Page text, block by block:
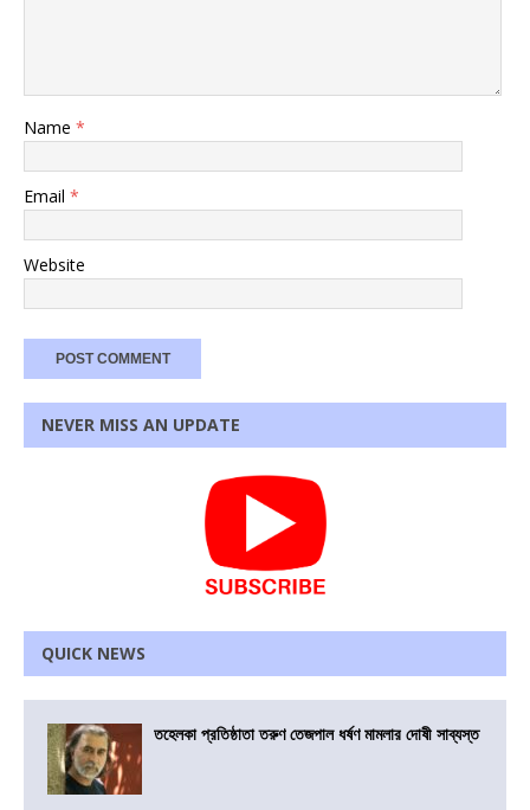
Name *
Email *
Website
NEVER MISS AN UPDATE
QUICK NEWS
তহেলকা প্রতিষ্ঠাতা তরুণ তেজপাল ধর্ষণ মামলার দোষী সাব্যস্ত